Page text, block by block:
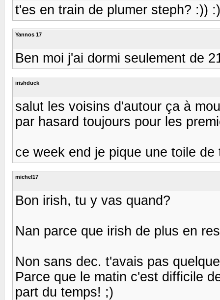
t'es en train de plumer steph? :))
Yannos 17
Ben moi j'ai dormi seulement de
irishduck
salut les voisins d'autour ça à
par hasard toujours pour les
ce week end je pique une toile
michel17
Bon irish, tu y vas quand?
Nan parce que irish de plus en
Non sans dec. t'avais pas
Parce que le matin c'est difficile
part du temps! ;)